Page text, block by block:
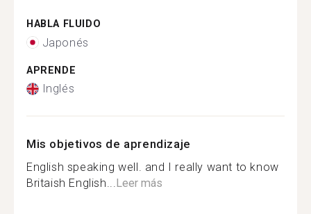
HABLA FLUIDO
Japonés
APRENDE
Inglés
Mis objetivos de aprendizaje
English speaking well. and I really want to know
Britaish English...Leer más